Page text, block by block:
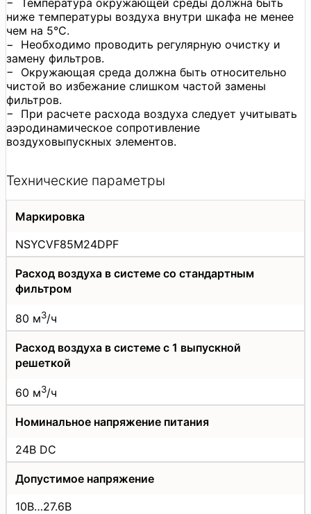
ниже температуры воздуха внутри шкафа не менее
чем на 5°C.
− Необходимо проводить регулярную очистку и
замену фильтров.
− Окружающая среда должна быть относительно
чистой во избежание слишком частой замены
фильтров.
− При расчете расхода воздуха следует учитывать
аэродинамическое сопротивление
воздуховыпускных элементов.
Технические параметры
Маркировка
NSYCVF85M24DPF
Расход воздуха в системе со стандартным
фильтром
80 м3/ч
Расход воздуха в системе с 1 выпускной
решеткой
60 м3/ч
Номинальное напряжение питания
24В DC
Допустимое напряжение
10В…27.6В